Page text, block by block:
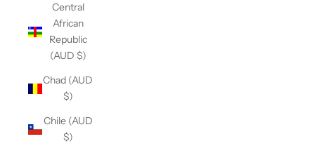
Central
African
Republic
(AUD $)
Chad (AUD
$)
Chile (AUD
$)